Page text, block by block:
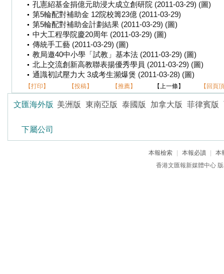
孔憲紹基金捐億元助浸大成立創研院 (2011-03-29) (圖)
第5輪配對補助金 12院校籌23億 (2011-03-29)
第5輪配對補助金計劃結果 (2011-03-29) (圖)
中大工程學院慶20周年 (2011-03-29) (圖)
傳統手工藝 (2011-03-29) (圖)
教局邀40中小學「試教」基本法 (2011-03-29) (圖)
北上交流創新高教聯表揚優秀學員 (2011-03-29) (圖)
通識初試壓力大 3成考生瀕爆煲 (2011-03-28) (圖)
【打印】 【投稿】 【推薦】 【上一條】 【回頁
文匯海外版 美洲版 東南亞版 泰國版 加拿大版 菲律賓版
下屬公司
本報檢索 本報必讀
本
香港文匯報新媒體中心